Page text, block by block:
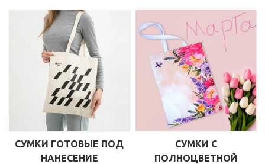
СУМКИ ГОТОВЫЕ ПОД
НАНЕСЕНИЕ
СУМКИ С
ПОЛНОЦВЕТНОЙ